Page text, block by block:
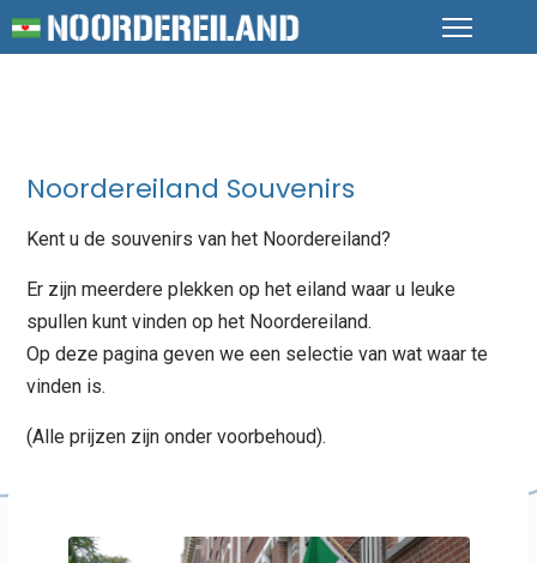
Noordereiland Souvenirs
Kent u de souvenirs van het Noordereiland?
Er zijn meerdere plekken op het eiland waar u leuke
spullen kunt vinden op het Noordereiland.
Op deze pagina geven we een selectie van wat waar te
vinden is.
(Alle prijzen zijn onder voorbehoud).